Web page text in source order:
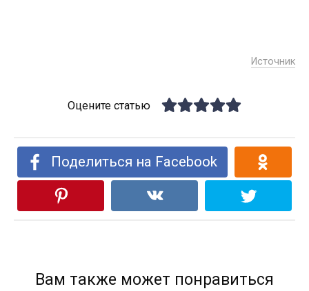
Источник
Оцените статью
Поделиться на Facebook
Вам также может понравиться